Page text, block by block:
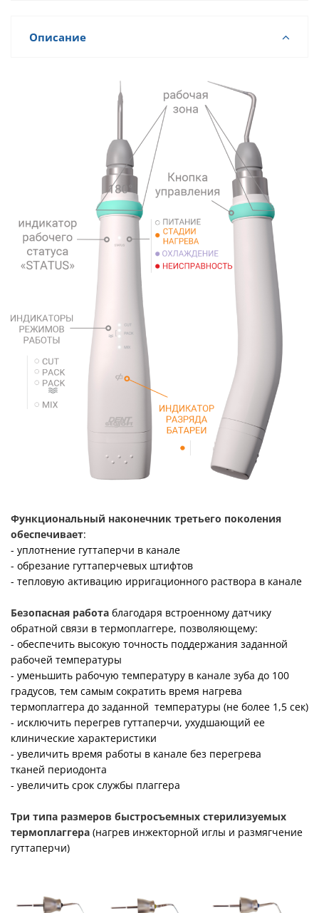
Описание
Функциональный наконечник третьего поколения
обеспечивает:
- уплотнение гуттаперчи в канале
- обрезание гуттаперчевых штифтов
- тепловую активацию ирригационного раствора в канале
Безопасная работа благодаря встроенному датчику
обратной связи в термоплаггере, позволяющему:
- обеспечить высокую точность поддержания заданной
рабочей температуры
- уменьшить рабочую температуру в канале зуба до 100
градусов, тем самым сократить время нагрева
термоплаггера до заданной температуры (не более 1,5 сек)
- исключить перегрев гуттаперчи, ухудшающий ее
клинические характеристики
- увеличить время работы в канале без перегрева
тканей периодонта
- увеличить срок службы плаггера
Три типа размеров быстросъемных стерилизуемых
термоплаггера (нагрев инжекторной иглы и размягчение
гуттаперчи)